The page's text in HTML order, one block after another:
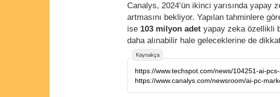
Canalys, 2024’ün ikinci yarısında yapay
artmasını bekliyor. Yapılan tahminlere
ise 103 milyon adet yapay zeka özellikli
daha alınabilir hale geleceklerine de
Kaynakça
https://www.techspot.com/news/104251-ai-
https://www.canalys.com/newsroom/ai-pc-